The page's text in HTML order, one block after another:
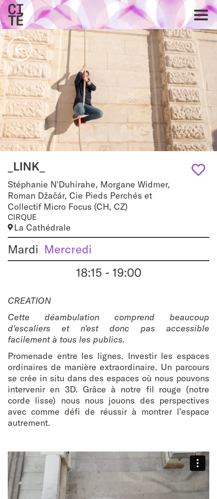
Accueil
Show
Retour
_LINK_
Stéphanie N'Duhirahe, Morgane Widmer,
Roman Džačár, Cie Pieds Perchés et
Collectif Micro Focus (CH, CZ)
CIRQUE
La Cathédrale
Mardi Mercredi
18:15 - 19:00
CREATION
Cette déambulation comprend beaucoup
d'escaliers et n'est donc pas accessible
facilement à tous les publics.
Promenade entre les lignes. Investir les espaces
ordinaires de manière extraordinaire. Un parcours
se crée in situ dans des espaces où nous pouvons
intervenir en 3D. Grâce à notre fil rouge (notre
corde lisse) nous nous jouons des perspectives
avec comme défi de réussir à montrer l’espace
autrement.